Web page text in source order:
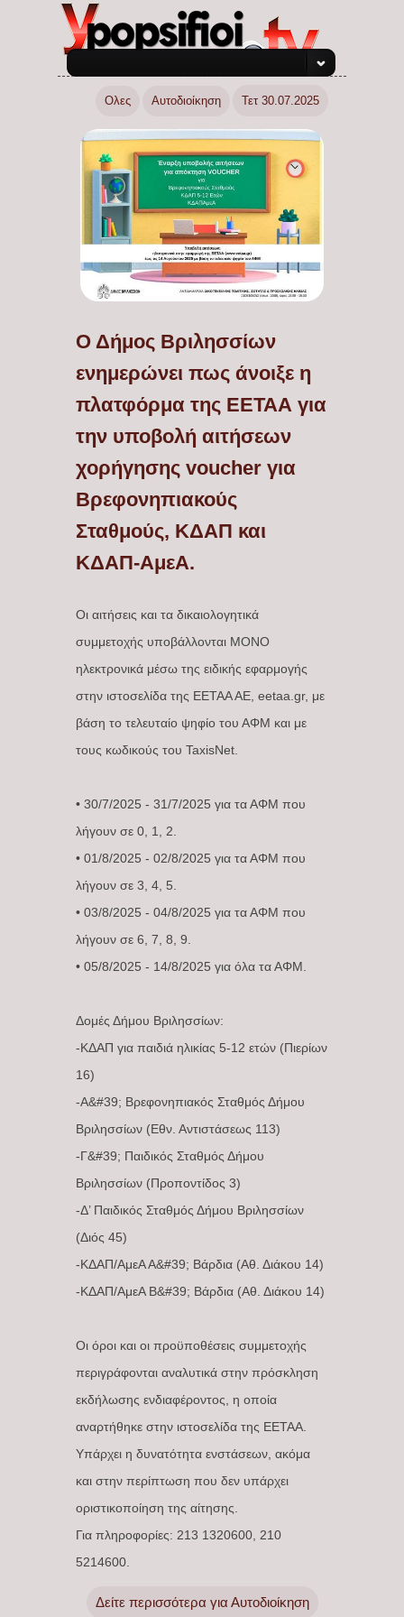
Ολες Αυτοδιοίκηση Τετ 30.07.2025
Ο Δήμος Βριλησσίων
ενημερώνει πως άνοιξε η
πλατφόρμα της ΕΕΤΑΑ για
την υποβολή αιτήσεων
χορήγησης voucher για
Βρεφονηπιακούς
Σταθμούς, ΚΔΑΠ και
ΚΔΑΠ-ΑμεΑ.
Οι αιτήσεις και τα δικαιολογητικά
συμμετοχής υποβάλλονται ΜΟΝΟ
ηλεκτρονικά μέσω της ειδικής εφαρμογής
στην ιστοσελίδα της ΕΕΤΑΑ ΑΕ, eetaa.gr, με
βάση το τελευταίο ψηφίο του ΑΦΜ και με
τους κωδικούς του TaxisNet.
• 30/7/2025 - 31/7/2025 για τα ΑΦΜ που
λήγουν σε 0, 1, 2.
• 01/8/2025 - 02/8/2025 για τα ΑΦΜ που
λήγουν σε 3, 4, 5.
• 03/8/2025 - 04/8/2025 για τα ΑΦΜ που
λήγουν σε 6, 7, 8, 9.
• 05/8/2025 - 14/8/2025 για όλα τα ΑΦΜ.
Δομές Δήμου Βριλησσίων:
-ΚΔΑΠ για παιδιά ηλικίας 5-12 ετών (Πιερίων
16)
-Α&#39; Βρεφονηπιακός Σταθμός Δήμου
Βριλησσίων (Εθν. Αντιστάσεως 113)
-Γ&#39; Παιδικός Σταθμός Δήμου
Βριλησσίων (Προποντίδος 3)
-Δ’ Παιδικός Σταθμός Δήμου Βριλησσίων
(Διός 45)
-ΚΔΑΠ/ΑμεΑ Α&#39; Βάρδια (Αθ. Διάκου 14)
-ΚΔΑΠ/ΑμεΑ Β&#39; Βάρδια (Αθ. Διάκου 14)
Οι όροι και οι προϋποθέσεις συμμετοχής
περιγράφονται αναλυτικά στην πρόσκληση
εκδήλωσης ενδιαφέροντος, η οποία
αναρτήθηκε στην ιστοσελίδα της ΕΕΤΑΑ.
Υπάρχει η δυνατότητα ενστάσεων, ακόμα
και στην περίπτωση που δεν υπάρχει
οριστικοποίηση της αίτησης.
Για πληροφορίες: 213 1320600, 210
5214600.
Δείτε περισσότερα για Αυτοδιοίκηση